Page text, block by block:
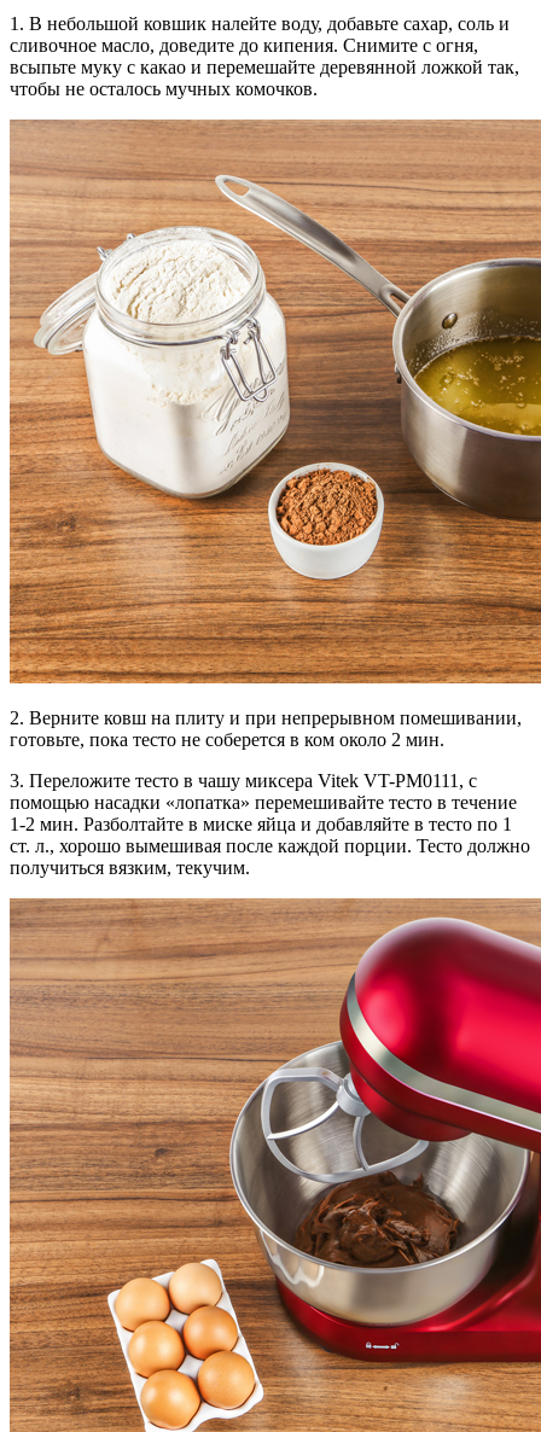
1. В небольшой ковшик налейте воду, добавьте сахар, соль и
сливочное масло, доведите до кипения. Снимите с огня,
всыпьте муку с какао и перемешайте деревянной ложкой так,
чтобы не осталось мучных комочков.
2. Верните ковш на плиту и при непрерывном помешивании,
готовьте, пока тесто не соберется в ком около 2 мин.
3. Переложите тесто в чашу миксера Vitek VT-PM0111, с
помощью насадки «лопатка» перемешивайте тесто в течение
1-2 мин. Разболтайте в миске яйца и добавляйте в тесто по 1
ст. л., хорошо вымешивая после каждой порции. Тесто должно
получиться вязким, текучим.